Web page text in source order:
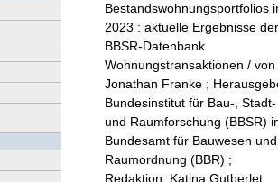
Bestandswohnungsportfolios
2023 : aktuelle Ergebnisse der
BBSR-Datenbank
Wohnungstransaktionen / von
Jonathan Franke ;
Bundesinstitut für Bau-, Stadt-
und Raumforschung (BBSR)
Bundesamt für Bauwesen und
Raumordnung (BBR) ;
Redaktion: Katina Gutberlet